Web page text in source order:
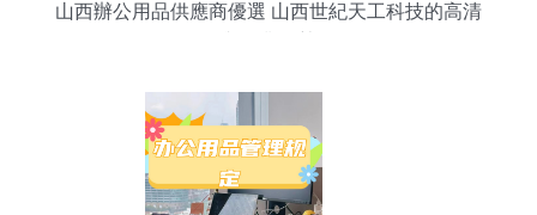
山西辦公用品供應商優選 山西世紀天工科技的高清